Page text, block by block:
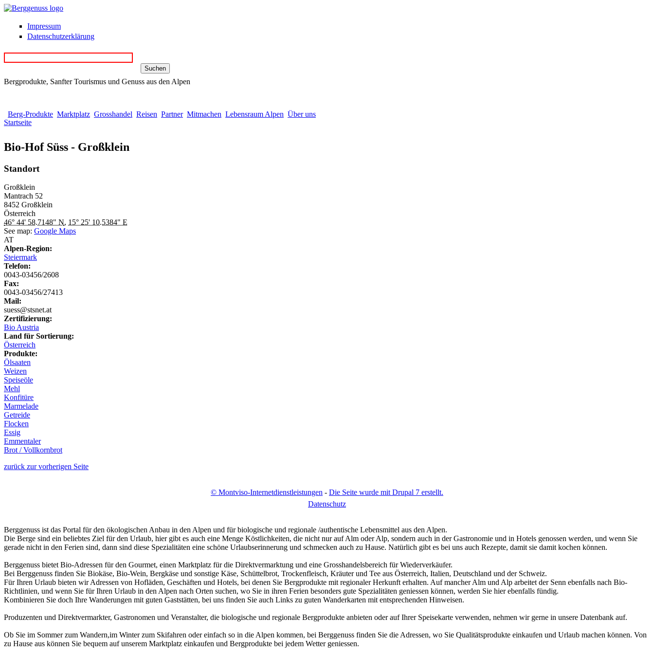
Direkt zum Inhalt
Impressum
Datenschutzerklärung
Bergprodukte, Sanfter Tourismus und Genuss aus den Alpen
Berg-Produkte Marktplatz Grosshandel Reisen Partner Mitmachen Lebensraum Alpen Über uns
Startseite
Bio-Hof Süss - Großklein
Standort
Großklein
Mantrach 52
8452 Großklein
Österreich
46° 44' 58.7148" N, 15° 25' 10.5384" E
See map: Google Maps
AT
Alpen-Region:
Steiermark
Telefon:
0043-03456/2608
Fax:
0043-03456/27413
Mail:
suess@stsnet.at
Zertifizierung:
Bio Austria
Land für Sortierung:
Österreich
Produkte:
Ölsaaten
Weizen
Speiseöle
Mehl
Konfitüre
Marmelade
Getreide
Flocken
Essig
Emmentaler
Brot / Vollkornbrot
zurück zur vorherigen Seite
© Montviso-Internetdienstleistungen - Die Seite wurde mit Drupal 7 erstellt.
Datenschutz
Berggenuss ist das Portal für den ökologischen Anbau in den Alpen und für biologische und regionale /authentische Lebensmittel aus den Alpen.
Die Berge sind ein beliebtes Ziel für den Urlaub, hier gibt es auch eine Menge Köstlichkeiten, die nicht nur auf Alm oder Alp, sondern auch in der Gastronomie und in Hotels genossen werden, und wenn Sie
gerade nicht in den Ferien sind, dann sind diese Spezialitäten eine schöne Urlaubserinnerung und schmecken auch zu Hause. Natürlich gibt es bei uns auch Rezepte, damit sie damit kochen können.
Berggenuss bietet Bio-Adressen für den Gourmet, einen Marktplatz für die Direktvermarktung und eine Grosshandelsbereich für Wiederverkäufer.
Bei Berggenuss finden Sie Biokäse, Bio-Wein, Bergkäse und sonstige Käse, Schüttelbrot, Trockenfleisch, Kräuter und Tee aus Österreich, Italien, Deutschland und der Schweiz.
Für Ihren Urlaub bieten wir Adressen von Hofläden, Geschäften und Hotels, bei denen Sie Bergprodukte mit regionaler Herkunft erhalten. Auf mancher Alm und Alp arbeitet der Senn ebenfalls nach Bio-
Richtlinien, und wenn Sie für Ihren Urlaub in den Alpen nach Orten suchen, wo Sie in ihren Ferien besonders gute Spezialitäten geniessen können, werden Sie hier ebenfalls fündig.
Kombinieren Sie doch Ihre Wanderungen mit guten Gaststätten, bei uns finden Sie auch Links zu guten Wanderkarten mit entsprechenden Hinweisen.
Produzenten und Direktvermarkter, Gastronomen und Veranstalter, die biologische und regionale Bergprodukte anbieten oder auf Ihrer Speisekarte verwenden, nehmen wir gerne in unsere Datenbank auf.
Ob Sie im Sommer zum Wandern,im Winter zum Skifahren oder einfach so in die Alpen kommen, bei Berggenuss finden Sie die Adressen, wo Sie Qualitätsprodukte einkaufen und Urlaub machen können. Von
zu Hause aus können Sie bequem auf unserem Marktplatz einkaufen und Bergprodukte bei jedem Wetter geniessen.